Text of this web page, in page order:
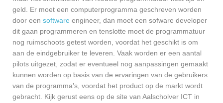
geld. Er moet een computerprogramma geschreven worden
door een software engineer, dan moet een sofware developer
dit gaan programmeren en tenslotte moet de programmatuur
nog ruimschoots getest worden, voordat het geschikt is om
aan de eindgebruiker te leveren. Vaak worden er een aantal
pilots uitgezet, zodat er eventueel nog aanpassingen gemaakt
kunnen worden op basis van de ervaringen van de gebruikers
van de programma’s, voordat het product op de markt wordt
gebracht. Kijk gerust eens op de site van Aalscholver ICT in